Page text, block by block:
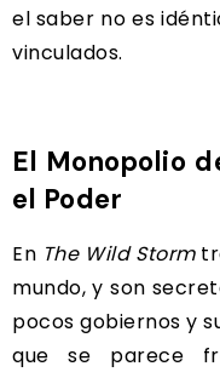
el saber no es
vinculados.
El Monopolio
el Poder
En The Wild Storm
mundo, y son
pocos gobiernos y
que se parece